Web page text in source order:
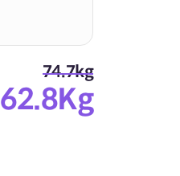
74.7kg
62.8Kg